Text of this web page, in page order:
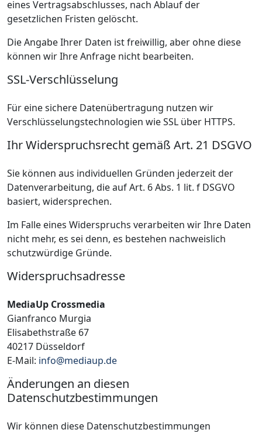
eines Vertragsabschlusses, nach Ablauf der
gesetzlichen Fristen gelöscht.
Die Angabe Ihrer Daten ist freiwillig, aber ohne diese
können wir Ihre Anfrage nicht bearbeiten.
SSL-Verschlüsselung
Für eine sichere Datenübertragung nutzen wir
Verschlüsselungstechnologien wie SSL über HTTPS.
Ihr Widerspruchsrecht gemäß Art. 21 DSGVO
Sie können aus individuellen Gründen jederzeit der
Datenverarbeitung, die auf Art. 6 Abs. 1 lit. f DSGVO
basiert, widersprechen.
Im Falle eines Widerspruchs verarbeiten wir Ihre Daten
nicht mehr, es sei denn, es bestehen nachweislich
schutzwürdige Gründe.
Widerspruchsadresse
MediaUp Crossmedia
Gianfranco Murgia
Elisabethstraße 67
40217 Düsseldorf
E-Mail: info@mediaup.de
Änderungen an diesen
Datenschutzbestimmungen
Wir können diese Datenschutzbestimmungen